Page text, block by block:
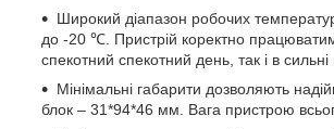
Широкий діапазон робочих
до -20 ℃. Пристрій коректно
спекотний спекотний день, так і в
Мінімальні габарити дозволяють
блок – 31*94*46 мм. Вага пристрою